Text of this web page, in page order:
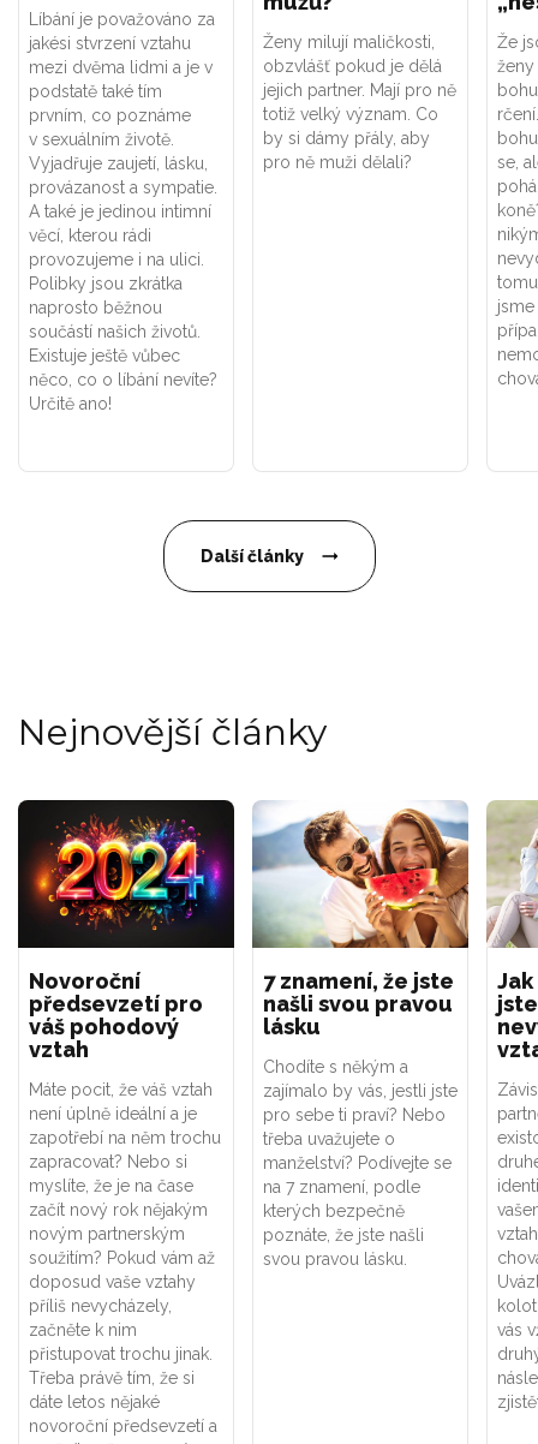
Líbání je považováno za
jakési stvrzení vztahu
mezi dvěma lidmi a je v
podstatě také tím
prvním, co poznáme
v sexuálním životě.
Vyjadřuje zaujetí, lásku,
provázanost a sympatie.
A také je jedinou intimní
věcí, kterou rádi
provozujeme i na ulici.
Polibky jsou zkrátka
naprosto běžnou
součástí našich životů.
Existuje ještě vůbec
něco, co o líbání nevíte?
Určitě ano!
Ženy milují maličkosti,
obzvlášť pokud je dělá
jejich partner. Mají pro ně
totiž velký význam. Co
by si dámy přály, aby
pro ně muži dělali?
Že
ženy
se,
Další články
Nejnovější články
Novoroční
předsevzetí pro
váš pohodový
vztah
Máte pocit, že váš vztah
není úplně ideální a je
zapotřebí na něm trochu
zapracovat? Nebo si
myslíte, že je na čase
začít nový rok nějakým
novým partnerským
soužitím? Pokud vám až
doposud vaše vztahy
příliš nevycházely,
začněte k nim
přistupovat trochu jinak.
Třeba právě tím, že si
dáte letos nějaké
novoroční předsevzetí a
7 znamení, že jste
našli svou pravou
lásku
Chodíte s někým a
zajímalo by vás, jestli jste
pro sebe ti praví? Nebo
třeba uvažujete o
manželství? Podívejte se
na 7 znamení, podle
kterých bezpečně
poznáte, že jste našli
svou pravou lásku.
vás